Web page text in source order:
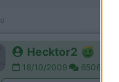
Hecktor2
18/10/2009 6506